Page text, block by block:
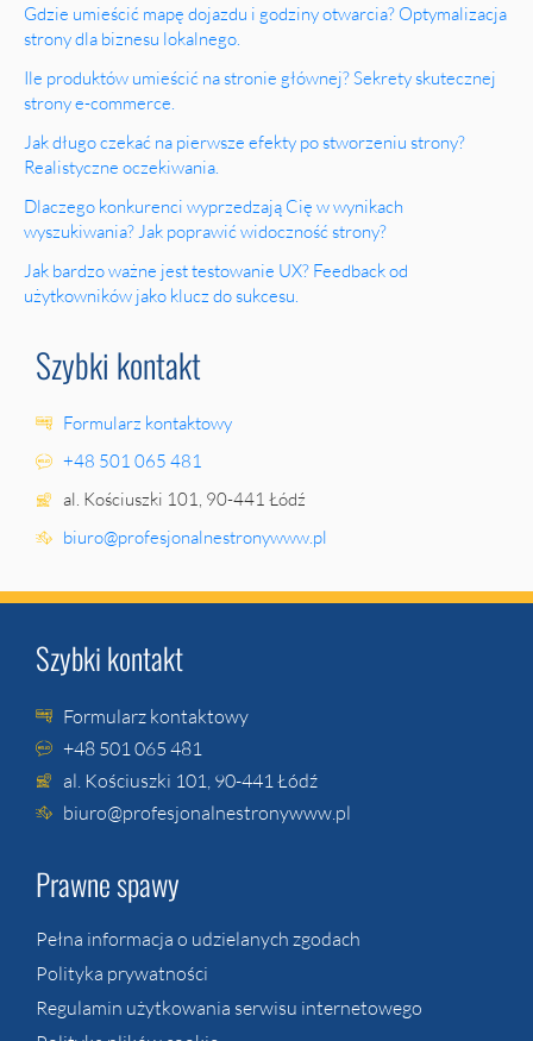
Gdzie umieścić mapę dojazdu i godziny otwarcia? Optymalizacja
strony dla biznesu lokalnego.
Ile produktów umieścić na stronie głównej? Sekrety skutecznej
strony e-commerce.
Jak długo czekać na pierwsze efekty po stworzeniu strony?
Realistyczne oczekiwania.
Dlaczego konkurenci wyprzedzają Cię w wynikach
wyszukiwania? Jak poprawić widoczność strony?
Jak bardzo ważne jest testowanie UX? Feedback od
użytkowników jako klucz do sukcesu.
Szybki kontakt
Formularz kontaktowy
+48 501 065 481
al. Kościuszki 101, 90-441 Łódź
biuro@profesjonalnestronywww.pl
Szybki kontakt
Formularz kontaktowy
+48 501 065 481
al. Kościuszki 101, 90-441 Łódź
biuro@profesjonalnestronywww.pl
Prawne spawy
Pełna informacja o udzielanych zgodach
Polityka prywatności
Regulamin użytkowania serwisu internetowego